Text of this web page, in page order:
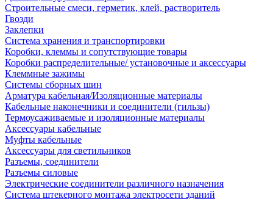
Строительные смеси, герметик, клей, растворитель
Гвозди
Заклепки
Система хранения и транспортировки
Коробки, клеммы и сопутствующие товары
Коробки распределительные/ установочные и аксессуары
Клеммные зажимы
Системы сборных шин
Арматура кабельная/Изоляционные материалы
Кабельные наконечники и соединители (гильзы)
Термоусаживаемые и изоляционные материалы
Аксессуары кабельные
Муфты кабельные
Аксессуары для светильников
Разъемы, соединители
Разъемы силовые
Электрические соединители различного назначения
Система штекерного монтажа электросети зданий